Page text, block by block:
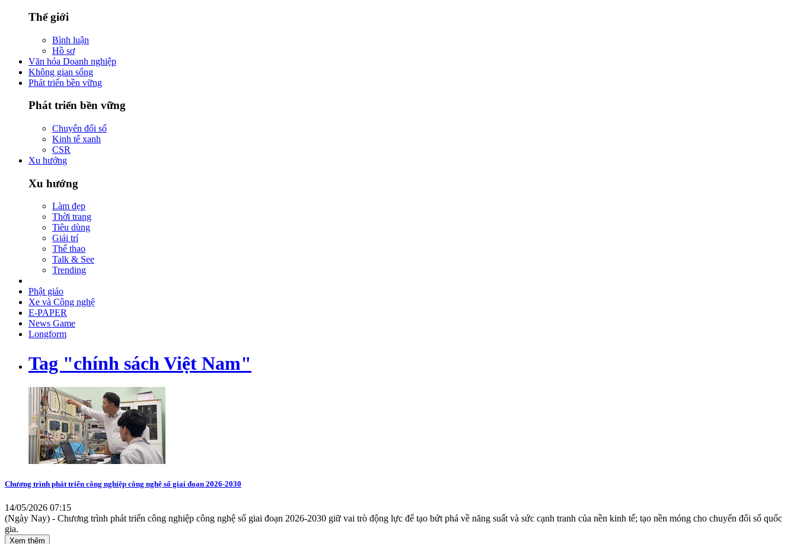
Thế giới
Bình luận
Hồ sơ
Văn hóa Doanh nghiệp
Không gian sống
Phát triển bền vững
Phát triển bền vững
Chuyển đổi số
Kinh tế xanh
CSR
Xu hướng
Xu hướng
Làm đẹp
Thời trang
Tiêu dùng
Giải trí
Thể thao
Talk & See
Trending
Phật giáo
Xe và Công nghệ
E-PAPER
News Game
Longform
Tag "chính sách Việt Nam"
Chương trình phát triển công nghiệp công nghệ số giai đoạn 2026-2030
14/05/2026 07:15
(Ngày Nay) - Chương trình phát triển công nghiệp công nghệ số giai đoạn 2026-2030 giữ vai trò động lực để tạo bứt phá về năng suất và sức cạnh tranh của nền kinh tế; tạo nền móng cho chuyển đổi số quốc
gia.
Xem thêm